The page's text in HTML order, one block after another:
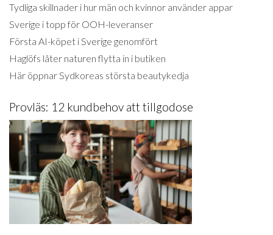
Tydliga skillnader i hur män och kvinnor använder appar
Sverige i topp för OOH-leveranser
Första AI-köpet i Sverige genomfört
Haglöfs låter naturen flytta in i butiken
Här öppnar Sydkoreas största beautykedja
Provläs: 12 kundbehov att tillgodose